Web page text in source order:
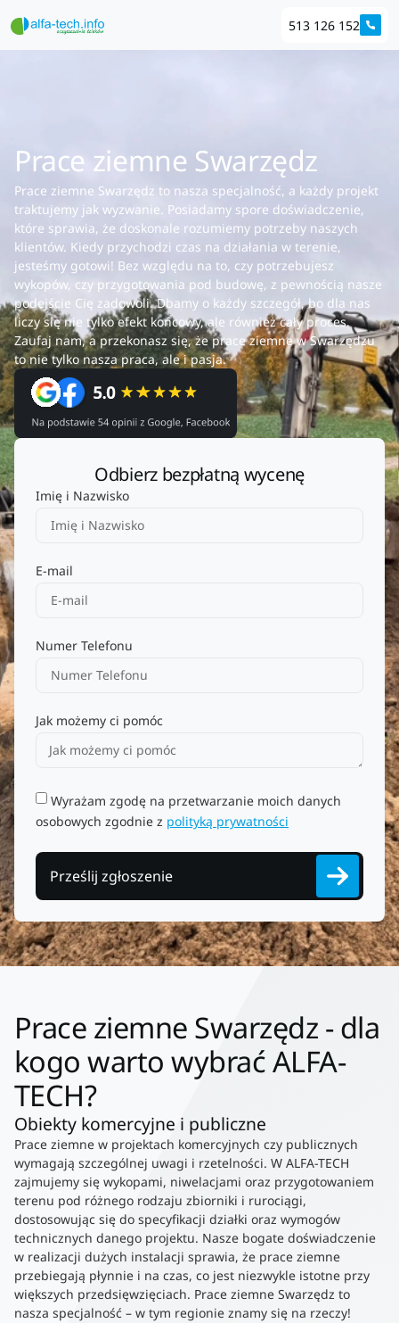
513 126 152
Prace ziemne Swarzędz
Prace ziemne Swarzędz to nasza specjalność, a każdy projekt
traktujemy jak wyzwanie. Posiadamy spore doświadczenie,
które sprawia, że doskonale rozumiemy potrzeby naszych
klientów. Kiedy przychodzi czas na działania w terenie,
jesteśmy gotowi! Bez względu na to, czy potrzebujesz
wykopów, czy przygotowania pod budowę, z pewnością nasze
podejście Cię zadowoli. Dbamy o każdy szczegół, bo dla nas
liczy się nie tylko efekt końcowy, ale również cały proces.
Zaufaj nam, a przekonasz się, że prace ziemne w Swarzędzu
to nie tylko nasza praca, ale i pasja.
Odbierz bezpłatną wycenę
Imię i Nazwisko
E-mail
Numer Telefonu
Jak możemy ci pomóc
Wyrażam zgodę na przetwarzanie moich danych
osobowych zgodnie z polityką prywatności
Prześlij zgłoszenie
Prace ziemne Swarzędz - dla
kogo warto wybrać ALFA-
TECH?
Obiekty komercyjne i publiczne
Prace ziemne w projektach komercyjnych czy publicznych
wymagają szczególnej uwagi i rzetelności. W ALFA-TECH
zajmujemy się wykopami, niwelacjami oraz przygotowaniem
terenu pod różnego rodzaju zbiorniki i rurociągi,
dostosowując się do specyfikacji działki oraz wymogów
technicznych danego projektu. Nasze bogate doświadczenie
w realizacji dużych instalacji sprawia, że prace ziemne
przebiegają płynnie i na czas, co jest niezwykle istotne przy
większych przedsięwzięciach. Prace ziemne Swarzędz to
nasza specjalność – w tym regionie znamy się na rzeczy!